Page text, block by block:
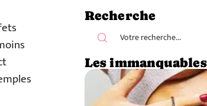
Recherche
Les immanquables